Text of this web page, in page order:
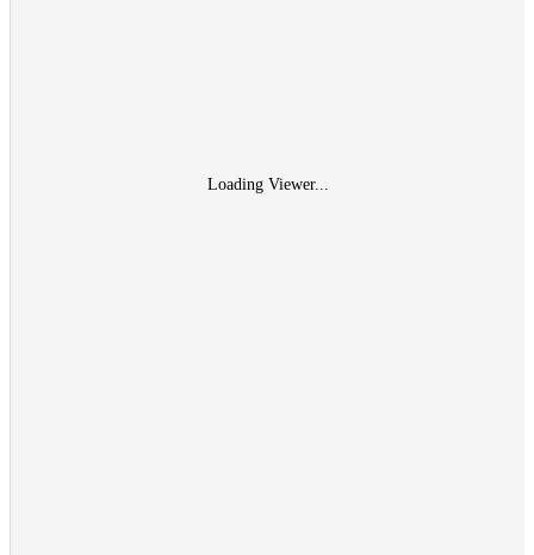
Loading Viewer...